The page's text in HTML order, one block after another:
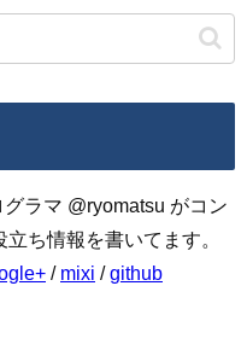
ラマ @ryomatsu がコン
ち情報を書いてます。
/ mixi /github